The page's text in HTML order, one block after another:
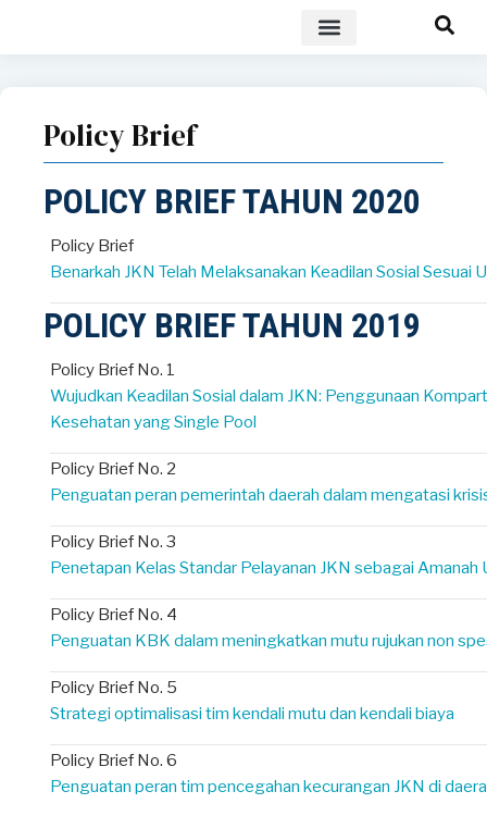
Policy Brief
POLICY BRIEF TAHUN 2020
Policy Brief
Benarkah JKN Telah Melaksanakan Keadilan Sosial Sesuai
POLICY BRIEF TAHUN 2019
Policy Brief No. 1
Wujudkan Keadilan Sosial dalam JKN: Penggunaan
Kesehatan yang Single Pool
Policy Brief No. 2
Penguatan peran pemerintah daerah dalam mengatasi
Policy Brief No. 3
Penetapan Kelas Standar Pelayanan JKN sebagai Amanah
Policy Brief No. 4
Penguatan KBK dalam meningkatkan mutu rujukan non
Policy Brief No. 5
Strategi optimalisasi tim kendali mutu dan kendali biaya
Policy Brief No. 6
Penguatan peran tim pencegahan kecurangan JKN di